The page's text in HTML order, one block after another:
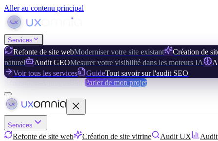
Aller au contenu principal
Services
Refonte de site webModerniser votre site existant
Création de
naturel
Audit GEOMesurer votre visibilité dans les moteurs IA
Voir tous les services
GuideTout savoir sur l'audit SEO
Parler de mon projet
Services
Refonte de site web Création de site vitrine Audit UX